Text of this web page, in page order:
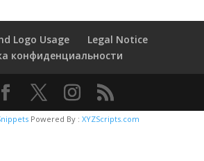
Logo Usage
Legal Notice
конфиденциальности
Powered By : XYZScripts.com